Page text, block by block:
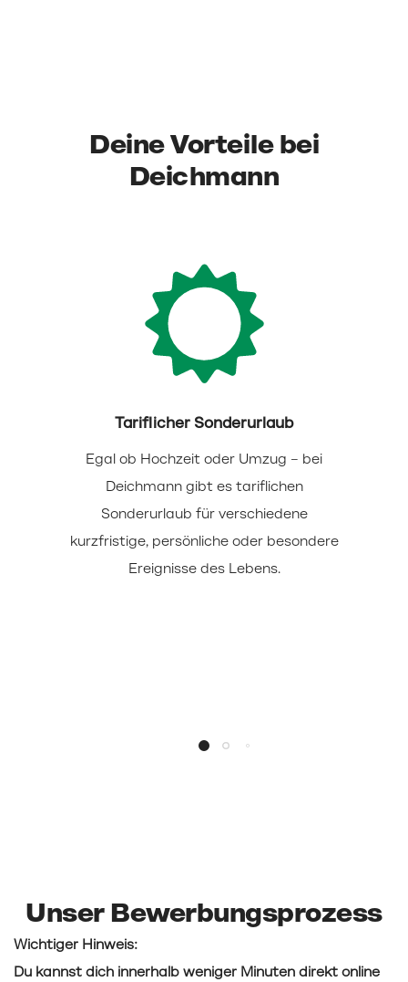
Deine Vorteile bei
Deichmann
Tariflicher Sonderurlaub
Egal ob Hochzeit oder Umzug – bei
Deichmann gibt es tariflichen
Sonderurlaub für verschiedene
kurzfristige, persönliche oder besondere
Ereignisse des Lebens.
Unser Bewerbungsprozess
Wichtiger Hinweis:
Du kannst dich innerhalb weniger Minuten direkt online